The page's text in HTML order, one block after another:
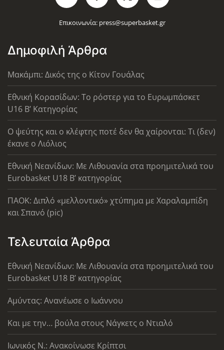
Επικοινωνία: press@superbasket.gr
Δημοφιλή Άρθρα
Μακάμπι: Δικός της ο Κίτον Γουάλας
Εθνική Κορασίδων: Το ρόστερ για το Ευρωμπάσκετ
U16 B’ Κατηγορίας
Ο ψεύτης και ο κλέφτης ποτέ δεν θα χαίρονται: Τι (δεν)
έκανε ο Λιόλιος
Εθνική Νεανίδων: Με Λιθουανία στα προημιτελικά του
Eurobasket U18 Β’ κατηγορίας
ΠΑΟΚ: Διπλό «μελλοντικό» χτύπημα με Χαραλαμπίδη
και Σπανό (pic)
Τελευταία Άρθρα
Εθνική Νεανίδων: Με Λιθουανία στα προημιτελικά του
Eurobasket U18 Β’ κατηγορίας
Αμύντας: Ανανέωσε ο Ιωάννου
Και με την… βούλα στους Νάγκετς ο Ντιαλό
Ιωνικός Ν.: Ανακοίνωσε Κρίπτσι